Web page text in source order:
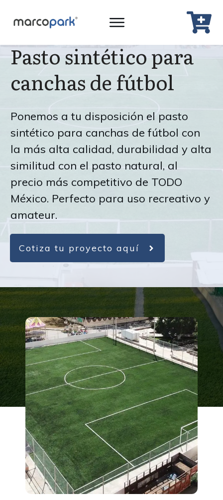
Pasto sintético para
canchas de fútbol
Ponemos a tu disposición el pasto
sintético para canchas de fútbol con
la más alta calidad, durabilidad y alta
similitud con el pasto natural, al
precio más competitivo de TODO
México. Perfecto para uso recreativo y
amateur.
Cotiza tu proyecto aquí